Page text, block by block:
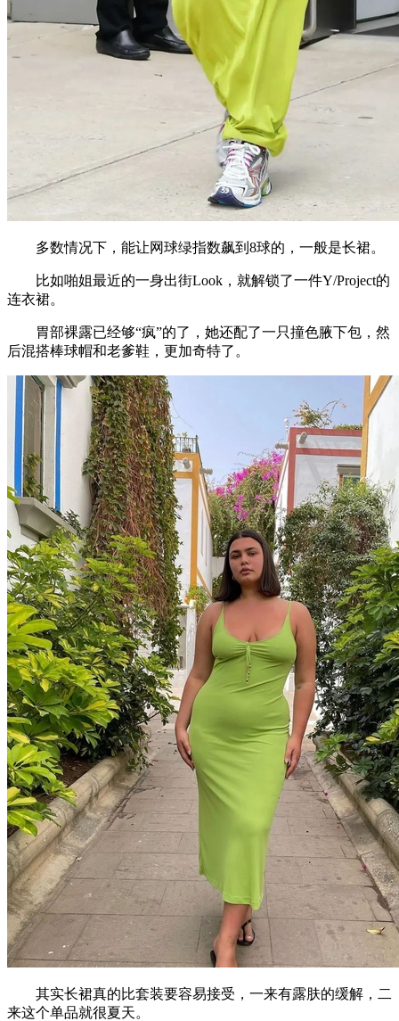
多数情况下，能让网球绿指数飙到8球的，一般是长裙。
比如啪姐最近的一身出街Look，就解锁了一件Y/Project的
连衣裙。
胃部裸露已经够“疯”的了，她还配了一只撞色腋下包，然
后混搭棒球帽和老爹鞋，更加奇特了。
其实长裙真的比套装要容易接受，一来有露肤的缓解，二
来这个单品就很夏天。